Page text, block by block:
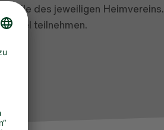
des jeweiligen Heimvereins.
teilnehmen.